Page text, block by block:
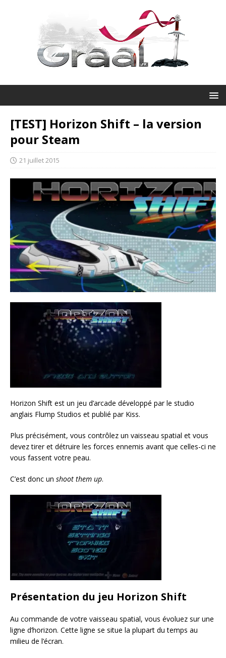
[TEST] Horizon Shift – la version
pour Steam
21 juillet 2015
Horizon Shift est un jeu d’arcade développé par le studio
anglais Flump Studios et publié par Kiss.
Plus précisément, vous contrôlez un vaisseau spatial et vous
devez tirer et détruire les forces ennemis avant que celles-ci ne
vous fassent votre peau.
C’est donc un shoot them up.
Présentation du jeu Horizon Shift
Au commande de votre vaisseau spatial, vous évoluez sur une
ligne d’horizon. Cette ligne se situe la plupart du temps au
milieu de l’écran.